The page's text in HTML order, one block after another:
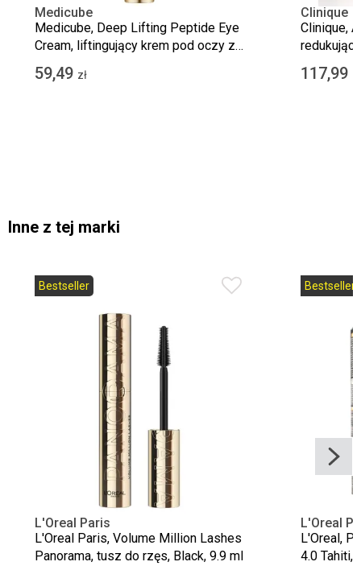
Medicube
Medicube, Deep Lifting Peptide Eye
Cream, liftingujący krem pod oczy z
peptydami, 30 ml
59,49 zł
Clinique
Clinique,
117,99
Inne z tej marki
Bestseller
L'Oreal Paris
L'Oreal Paris, Volume Million Lashes
Panorama, tusz do rzęs, Black, 9.9 ml
Bestseller
L'Oreal
L'Oreal,
4.0 Tahiti,